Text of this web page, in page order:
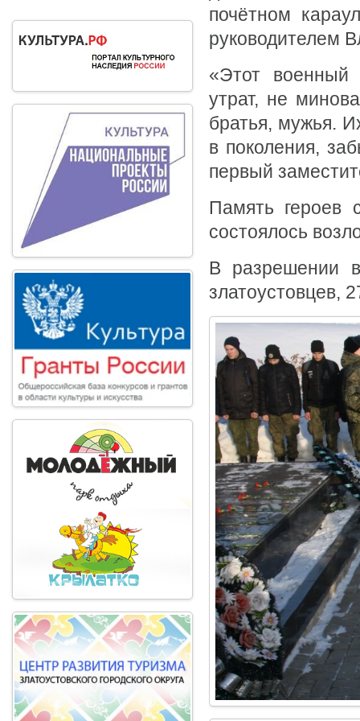
почётном
руководителем
«Этот военный
утрат, не
братья, мужья.
в поколения,
первый
Память героев
состоялось
В разрешении
златоустовцев,